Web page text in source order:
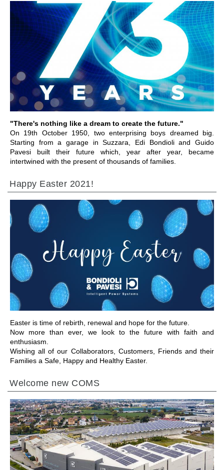
"There's nothing like a dream to create the future."
On 19th October 1950, two enterprising boys dreamed big.
Starting from a garage in Suzzara, Edi Bondioli and Guido
Pavesi built their future which, year after year, became
intertwined with the present of thousands of families.
ПЕРЕЙТИ В РАЗДЕЛ
Happy Easter 2021!
Easter is time of rebirth, renewal and hope for the future.
Now more than ever, we look to the future with faith and
enthusiasm.
Wishing all of our Collaborators, Customers, Friends and their
Families a Safe, Happy and Healthy Easter.
ПЕРЕЙТИ В РАЗДЕЛ
Welcome new COMS
ПЕРЕЙТИ В РАЗДЕЛ